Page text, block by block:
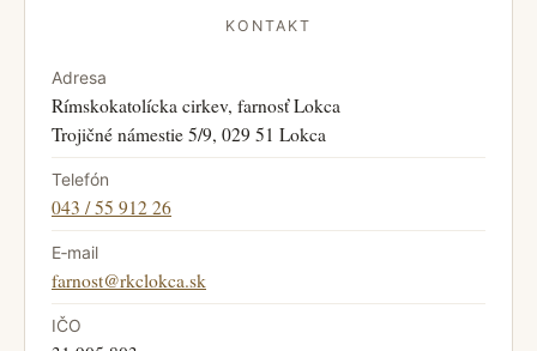
KONTAKT
Adresa
Rímskokatolícka cirkev, farnosť Lokca
Trojičné námestie 5/9, 029 51 Lokca
Telefón
043 / 55 912 26
E‑mail
farnost@rkclokca.sk
IČO